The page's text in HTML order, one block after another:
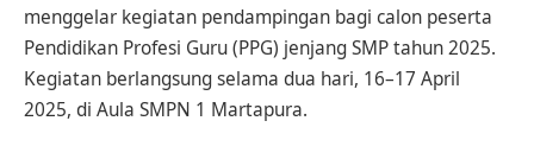
menggelar kegiatan pendampingan bagi calon peserta
Pendidikan Profesi Guru (PPG) jenjang SMP tahun 2025.
Kegiatan berlangsung selama dua hari, 16–17 April
2025, di Aula SMPN 1 Martapura.